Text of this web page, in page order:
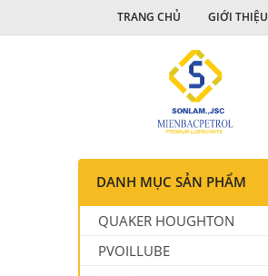
TRANG CHỦ GIỚI THIỆU
DANH MỤC SẢN PHẨM
QUAKER HOUGHTON
PVOILLUBE